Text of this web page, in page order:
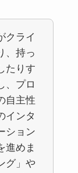
クライ
、持っ
たりす
、プロ
自主性
インタ
ション
進めま
グ」や